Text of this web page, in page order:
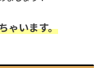
ゃいます。